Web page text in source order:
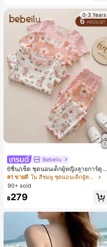
0-3 Years
Bebeilu
6ชิ้น/เซ็ต ชุดนอนเด็กผู้หญิงลายการ์ตูน
หมีและดอกไม้ คอกลม แขนสั้น กางเกง
ขาสั้น ขอบระบาย สวมใส่สบาย
#1 ขายดี
ใน สีชมพู ชุดนอนเด็กผู้หญิง
90+ sold
฿279